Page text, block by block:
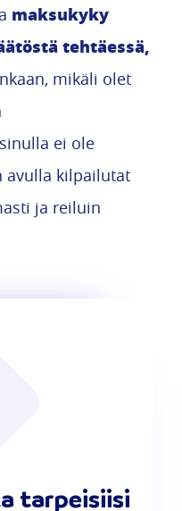
maksukyky
tehtäessä,
mikäli olet
ei ole
avulla kilpailutat
ja reiluin
tarpeisiisi